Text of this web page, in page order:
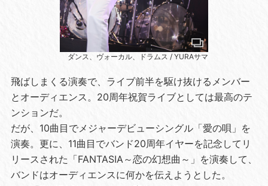
ダンス、ヴォーカル、ドラムス / YURAサマ
飛ばしまくる演奏で、ライブ前半を駆け抜けるメンバー
とオーディエンス。20周年祝賀ライブとしては最高のテ
ンションだ。
だが、10曲目でメジャーデビューシングル「愛の唄」を
演奏。更に、11曲目でバンド20周年イヤーを記念してリ
リースされた「FANTASIA～恋の幻想曲～」を演奏して、
バンドはオーディエンスに何かを伝えようとした。